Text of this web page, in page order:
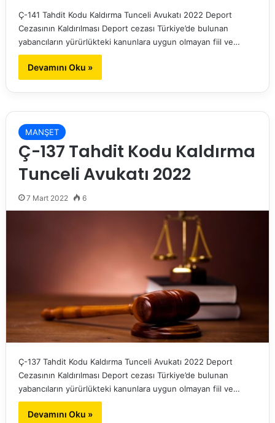
Ç-141 Tahdit Kodu Kaldırma Tunceli Avukatı 2022 Deport
Cezasının Kaldırılması Deport cezası Türkiye’de bulunan
yabancıların yürürlükteki kanunlara uygun olmayan fiil ve…
Devamını Oku »
MANŞET
Ç-137 Tahdit Kodu Kaldırma
Tunceli Avukatı 2022
7 Mart 2022 6
Ç-137 Tahdit Kodu Kaldırma Tunceli Avukatı 2022 Deport
Cezasının Kaldırılması Deport cezası Türkiye’de bulunan
yabancıların yürürlükteki kanunlara uygun olmayan fiil ve…
Devamını Oku »